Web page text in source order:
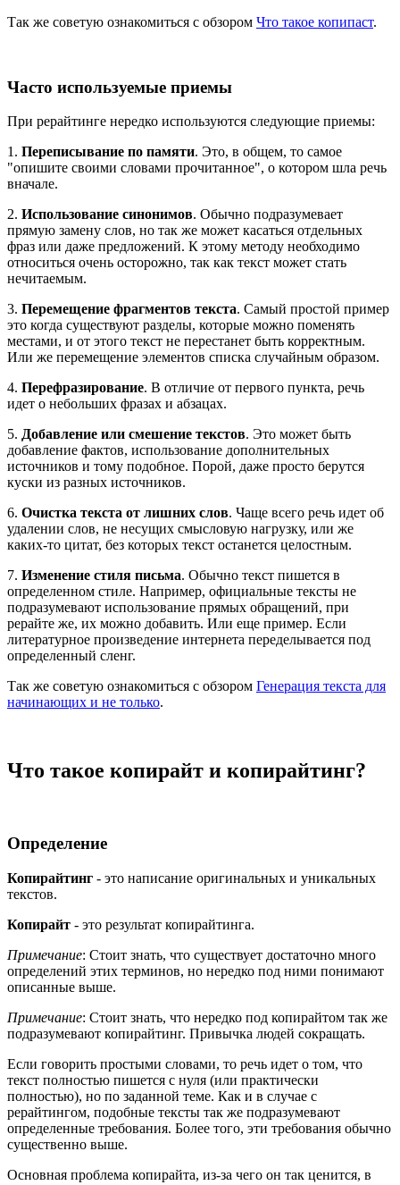
Так же советую ознакомиться с обзором Что такое копипаст.
Часто используемые приемы
При рерайтинге нередко используются следующие приемы:
1. Переписывание по памяти. Это, в общем, то самое
"опишите своими словами прочитанное", о котором шла речь
вначале.
2. Использование синонимов. Обычно подразумевает
прямую замену слов, но так же может касаться отдельных
фраз или даже предложений. К этому методу необходимо
относиться очень осторожно, так как текст может стать
нечитаемым.
3. Перемещение фрагментов текста. Самый простой пример
это когда существуют разделы, которые можно поменять
местами, и от этого текст не перестанет быть корректным.
Или же перемещение элементов списка случайным образом.
4. Перефразирование. В отличие от первого пункта, речь
идет о небольших фразах и абзацах.
5. Добавление или смешение текстов. Это может быть
добавление фактов, использование дополнительных
источников и тому подобное. Порой, даже просто берутся
куски из разных источников.
6. Очистка текста от лишних слов. Чаще всего речь идет об
удалении слов, не несущих смысловую нагрузку, или же
каких-то цитат, без которых текст останется целостным.
7. Изменение стиля письма. Обычно текст пишется в
определенном стиле. Например, официальные тексты не
подразумевают использование прямых обращений, при
рерайте же, их можно добавить. Или еще пример. Если
литературное произведение интернета переделывается под
определенный сленг.
Так же советую ознакомиться с обзором Генерация текста для
начинающих и не только.
Что такое копирайт и копирайтинг?
Определение
Копирайтинг - это написание оригинальных и уникальных
текстов.
Копирайт - это результат копирайтинга.
Примечание: Стоит знать, что существует достаточно много
определений этих терминов, но нередко под ними понимают
описанные выше.
Примечание: Стоит знать, что нередко под копирайтом так же
подразумевают копирайтинг. Привычка людей сокращать.
Если говорить простыми словами, то речь идет о том, что
текст полностью пишется с нуля (или практически
полностью), но по заданной теме. Как и в случае с
рерайтингом, подобные тексты так же подразумевают
определенные требования. Более того, эти требования обычно
существенно выше.
Основная проблема копирайта, из-за чего он так ценится, в